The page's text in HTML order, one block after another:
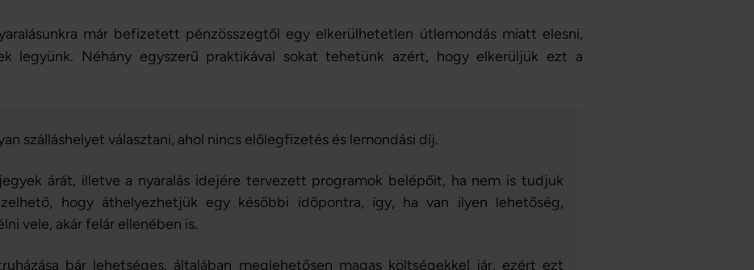
már befizetett pénzösszegtől egy elkerülhetetlen útlemondás miatt elesni,
legyünk. Néhány egyszerű praktikával sokat tehetünk azért, hogy elkerüljük ezt a
szálláshelyet választani, ahol nincs előlegfizetés és lemondási díj.
árát, illetve a nyaralás idejére tervezett programok belépőit, ha nem is tudjuk
hogy áthelyezhetjük egy későbbi időpontra, így, ha van ilyen lehetőség,
vele, akár felár ellenében is.
bár lehetséges, általában meglehetősen magas költségekkel jár, ezért ezt